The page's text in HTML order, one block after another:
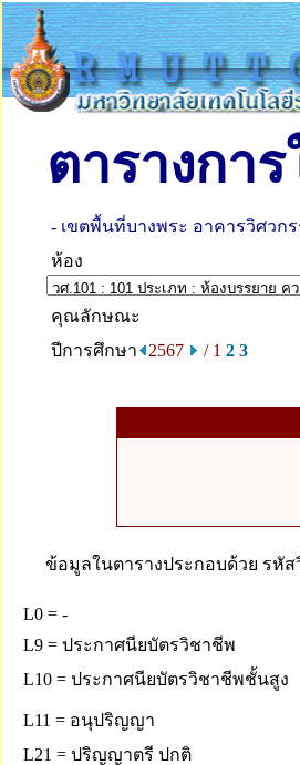
ตารางกา
- เขตพื้นที่บางพระ อาคารวิศวก
ห้อง
คุณลักษณะ
ปีการศึกษา
2567 / 1 2 3
ข้อมูลในตารางประกอบด้วย รหั
L0 = -
L9 = ประกาศนียบัตรวิชาชีพ
L10 = ประกาศนียบัตรวิชาชีพชั้นสูง
L11 = อนุปริญญา
L21 = ปริญญาตรี ปกติ